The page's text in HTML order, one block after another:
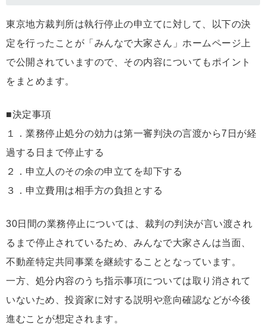
東京地方裁判所は執行停止の申立てに対して、以下の決
定を行ったことが「みんなで大家さん」ホームページ上
で公開されていますので、その内容についてもポイント
をまとめます。
■決定事項
１．業務停止処分の効力は第一審判決の言渡から7日が経
過する日まで停止する
２．申立人のその余の申立てを却下する
３．申立費用は相手方の負担とする
30日間の業務停止については、裁判の判決が言い渡され
るまで停止されているため、みんなで大家さんは当面、
不動産特定共同事業を継続することとなっています。
一方、処分内容のうち指示事項については取り消されて
いないため、投資家に対する説明や意向確認などが今後
進むことが想定されます。